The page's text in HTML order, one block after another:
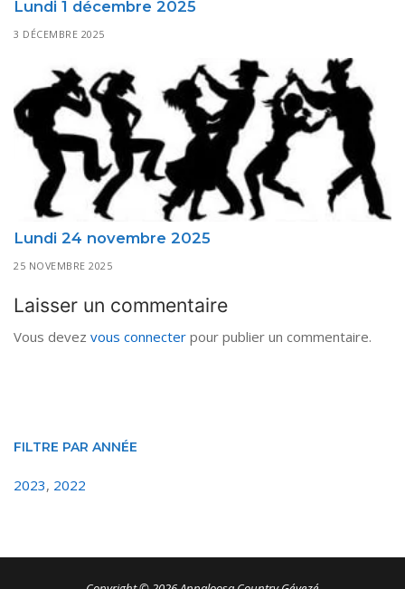
Lundi 1 décembre 2025
3 DÉCEMBRE 2025
Lundi 24 novembre 2025
25 NOVEMBRE 2025
Laisser un commentaire
Vous devez vous connecter pour publier un commentaire.
FILTRE PAR ANNÉE
2023, 2022